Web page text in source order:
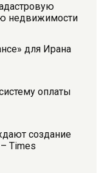
недвижимости
для Ирана
оплаты
создание
Times